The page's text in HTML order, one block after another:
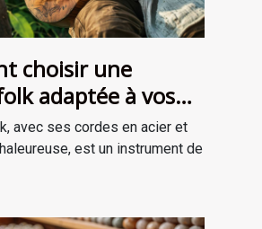
choisir une
adaptée à vos
avec ses cordes en acier et
est un instrument de